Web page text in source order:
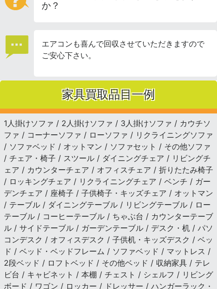
か？
エアコンも喜んで回収させていただきますので
ご安心下さい。
家具買取品目一例
1人掛けソファ / 2人掛けソファ / 3人掛けソファ / カウチソ
ファ / コーナーソファ / ローソファ / リクライニングソファ
/ ソファベッド / オットマン / ソファセット / その他ソファ
/ チェア・椅子 / スツール / ダイニングチェア / リビングチ
ェア / カウンターチェア / オフィスチェア / 折りたたみ椅子
/ ロッキングチェア / リクライニングチェア / ベンチ / ガー
デンチェア / 座椅子 / 子供椅子・キッズチェア / オットマン
/ テーブル / ダイニングテーブル / リビングテーブル / ロー
テーブル / コーヒーテーブル / ちゃぶ台 / カウンターテーブ
ル / サイドテーブル / ガーデンテーブル / デスク・机 / パソ
コンデスク / オフィスデスク / 子供机・キッズデスク / ベッ
ド / ベッド・ベッドフレーム / ソファベッド / マットレス /
2段ベッド / ロフトベッド / その他ベッド / 収納家具 / テレ
ビ台 / キャビネット / 本棚 / チェスト / シェルフ / リビング
ボード / ワゴン / ロッカー / ドレッサー / ハンガーラック・